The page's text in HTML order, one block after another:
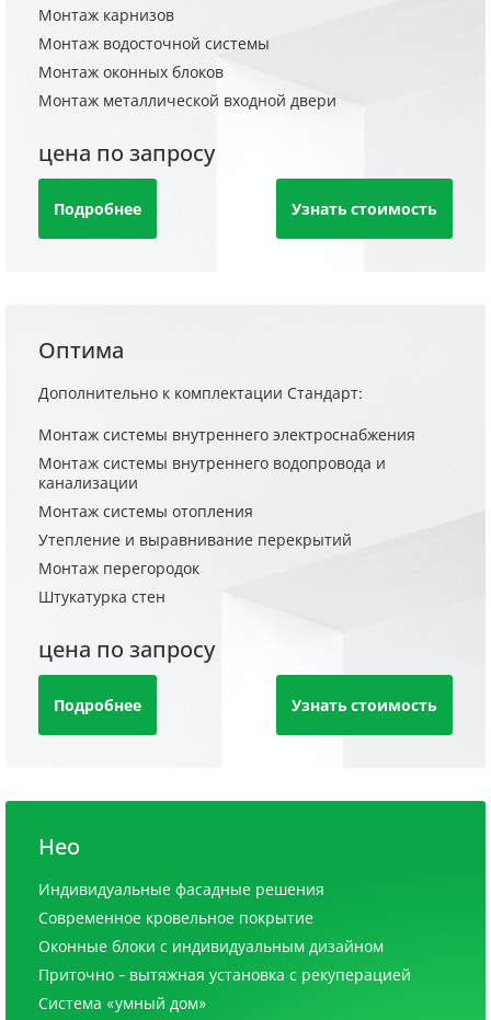
Монтаж карнизов
Монтаж водосточной системы
Монтаж оконных блоков
Монтаж металлической входной двери
цена по запросу
Подробнее Узнать стоимость
Оптима
Дополнительно к комплектации Стандарт:
Монтаж системы внутреннего электроснабжения
Монтаж системы внутреннего водопровода и
канализации
Монтаж системы отопления
Утепление и выравнивание перекрытий
Монтаж перегородок
Штукатурка стен
цена по запросу
Подробнее Узнать стоимость
Нео
Индивидуальные фасадные решения
Современное кровельное покрытие
Оконные блоки с индивидуальным дизайном
Приточно - вытяжная установка с рекуперацией
Система «умный дом»